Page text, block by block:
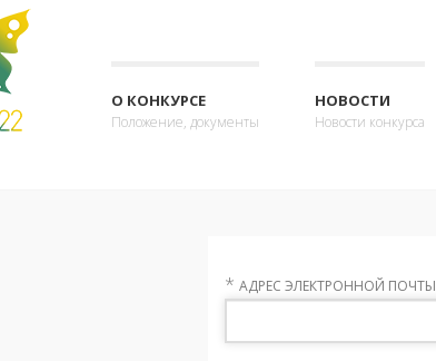
О КОНКУРСЕ
Положение, документы
НОВОСТИ
Новости конкурса
* АДРЕС ЭЛЕКТРОННОЙ ПОЧТЫ